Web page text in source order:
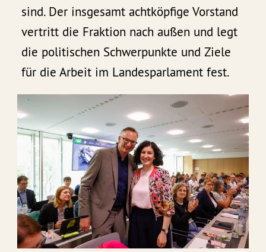
sind. Der insgesamt achtköpfige Vorstand
vertritt die Fraktion nach außen und legt
die politischen Schwerpunkte und Ziele
für die Arbeit im Landesparlament fest.